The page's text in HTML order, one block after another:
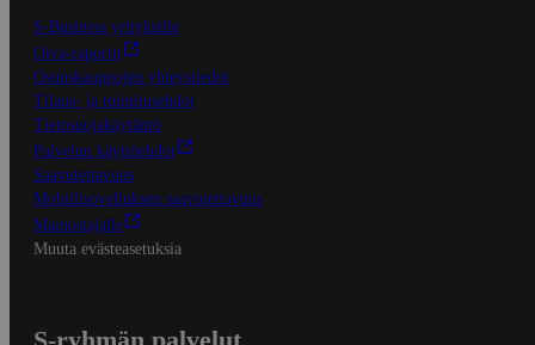
S-Business yrityksille
Oiva-raportit
Osuuskauppojen yhteystiedot
Tilaus- ja toimitusehdot
Tietosuojakäytäntö
Palvelun käyttöehdot
Saavutettavuus
Mobiilisovelluksen saavutettavuus
Mainostajalle
Muuta evästeasetuksia